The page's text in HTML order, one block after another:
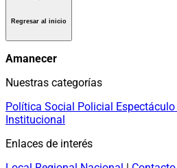
Regresar al inicio
Amanecer
Nuestras categorías
Política Social Policial Espectáculo
Institucional
Enlaces de interés